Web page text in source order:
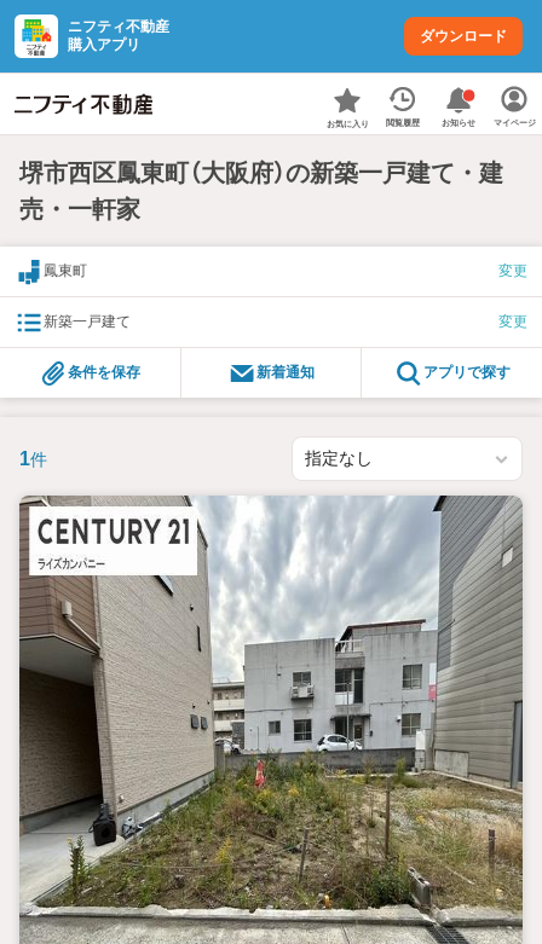
ニフティ不動産
購入アプリ
ダウンロード
お気に入り 閲覧履歴 お知らせ マイページ
堺市西区鳳東町（大阪府）の新築一戸建て・建
売・一軒家
鳳東町 変更
新築一戸建て 変更
条件を保存 新着通知 アプリで探す
1件